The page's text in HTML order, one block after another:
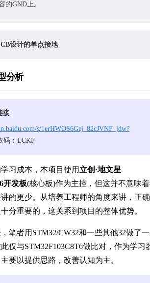
的GND上。
设计的单点接地
分析
接
s/1erHWOS6Gej_82cJVNF_jdw?
码：LCKF
习成本，本项目使用 立创·地文星
开发板(核心板)作为主控，但这并不意味
的更少。从培养工程师的角度来讲，正
分重要的，这关系到项目的整体优势。
笔者用STM32/CW32和一些其他32做了
仅与STM32F103C8T6做比对，作为学习
要以提供思路，改善认知为主。